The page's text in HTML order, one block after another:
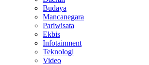
Budaya
Mancanegara
Pariwisata
Ekbis
Infotainment
Teknologi
Video